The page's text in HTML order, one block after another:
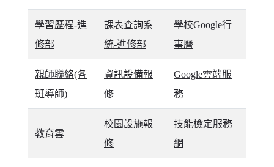
學習歷程-進
修部
課表查詢系
統-進修部
學校Google行
事曆
親師聯絡(各
班導師)
資訊設備報
修
Google雲端服
務
教育雲
校園設施報
修
技能檢定服務
網